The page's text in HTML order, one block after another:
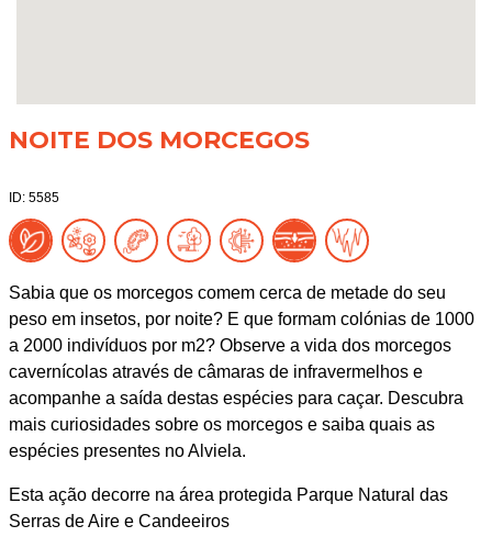
NOITE DOS MORCEGOS
ID: 5585
Sabia que os morcegos comem cerca de metade do seu
peso em insetos, por noite? E que formam colónias de 1000
a 2000 indivíduos por m2? Observe a vida dos morcegos
cavernícolas através de câmaras de infravermelhos e
acompanhe a saída destas espécies para caçar. Descubra
mais curiosidades sobre os morcegos e saiba quais as
espécies presentes no Alviela.
Esta ação decorre na área protegida Parque Natural das
Serras de Aire e Candeeiros